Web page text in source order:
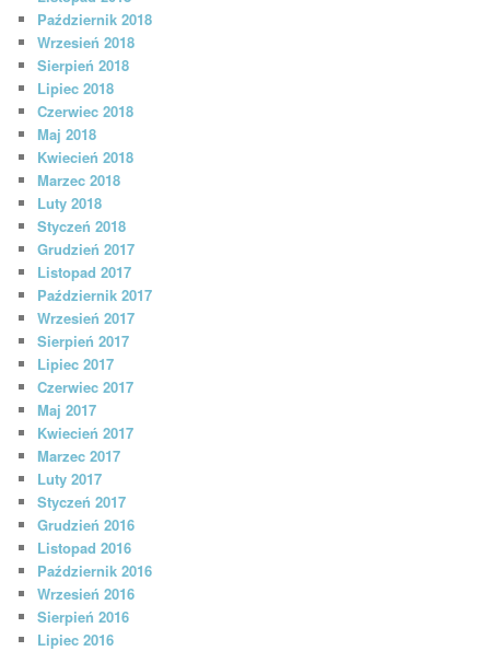
Październik 2018
Wrzesień 2018
Sierpień 2018
Lipiec 2018
Czerwiec 2018
Maj 2018
Kwiecień 2018
Marzec 2018
Luty 2018
Styczeń 2018
Grudzień 2017
Listopad 2017
Październik 2017
Wrzesień 2017
Sierpień 2017
Lipiec 2017
Czerwiec 2017
Maj 2017
Kwiecień 2017
Marzec 2017
Luty 2017
Styczeń 2017
Grudzień 2016
Listopad 2016
Październik 2016
Wrzesień 2016
Sierpień 2016
Lipiec 2016